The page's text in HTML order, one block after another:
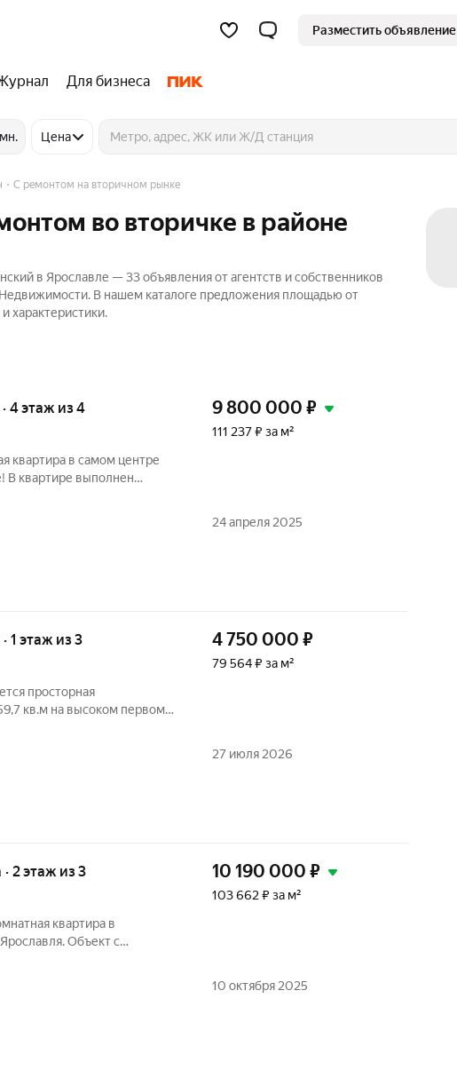
Разместить объявление
Для бизнеса
Цена
С ремонтом на вторичном рынке
во вторичке в районе
в Ярославле — 33 объявления от агентств и собственников
В нашем каталоге предложения площадью от
характеристики.
4 этаж из 4
квартира в самом центре
В квартире выполнен
по всей квартире,
9 800 000 ₽
111 237 ₽ за м²
24 апреля 2025
1 этаж из 3
просторная
кв.м на высоком первом
без дополнительных
4 750 000 ₽
79 564 ₽ за м²
27 июля 2026
2 этаж из 3
квартира в
Объект с
преимущества: Простор и
10 190 000 ₽
103 662 ₽ за м²
10 октября 2025